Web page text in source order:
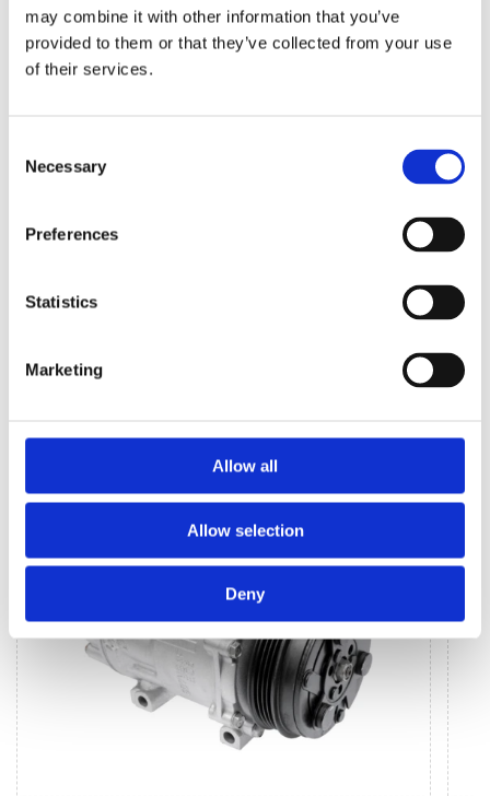
may combine it with other information that you’ve
provided to them or that they’ve collected from your use
of their services.
Selection
Necessary
Preferences
Statistics
Marketing
Allow all
Allow selection
Deny